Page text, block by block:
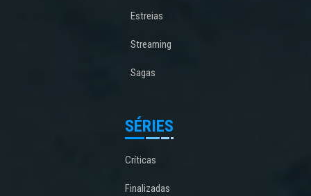
Estreias
Streaming
Sagas
SÉRIES
Críticas
Finalizadas